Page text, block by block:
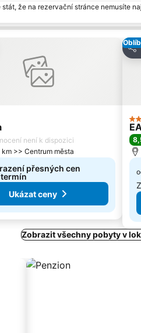
že na rezervační stránce nemusíte
na seznam oblíbených hotelů
není k dispozici
km >> Centrum města
přesných cen
Ukázat ceny
4
Zobrazit všechny pobyty v